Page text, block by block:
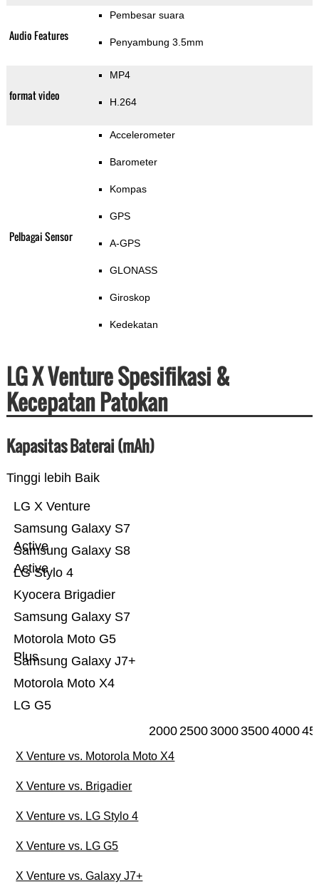
Audio Features
Pembesar suara
Penyambung 3.5mm
format video
MP4
H.264
Pelbagai Sensor
Accelerometer
Barometer
Kompas
GPS
A-GPS
GLONASS
Giroskop
Kedekatan
LG X Venture Spesifikasi &
Kecepatan Patokan
Kapasitas Baterai (mAh)
Tinggi lebih Baik
LG G5
Motorola Moto X4
Samsung Galaxy J7+
Motorola Moto G5
Plus
Samsung Galaxy S7
Kyocera Brigadier
LG Stylo 4
Samsung Galaxy S8
Active
Samsung Galaxy S7
Active
LG X Venture
20002500300035004000
X Venture vs. Motorola Moto X4
X Venture vs. Brigadier
X Venture vs. LG Stylo 4
X Venture vs. LG G5
X Venture vs. Galaxy J7+